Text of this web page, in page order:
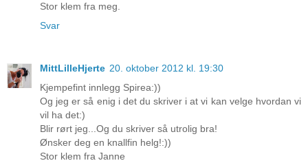
Stor klem fra meg.
Svar
MittLilleHjerte 20. oktober 2012 kl. 19:30
Kjempefint innlegg Spirea:))
Og jeg er så enig i det du skriver i at vi kan velge hvordan vi
vil ha det:)
Blir rørt jeg...Og du skriver så utrolig bra!
Ønsker deg en knallfin helg!:))
Stor klem fra Janne